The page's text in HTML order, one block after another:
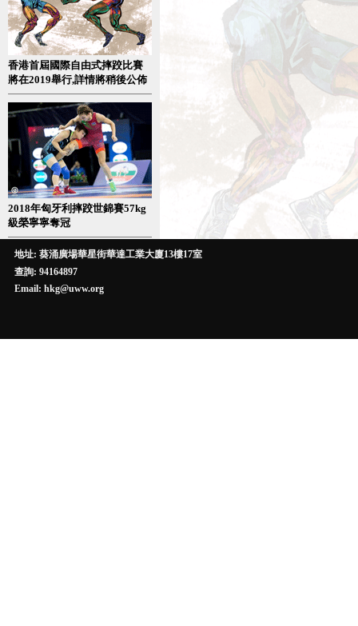
香港首屆國際自由式摔跤比賽
將在2019舉行,詳情將稍後公佈
2018年匈牙利摔跤世錦賽57kg
級榮寧寧奪冠
地址: 葵涌廣場華星街華達工業大廈13樓17室
查詢: 94164897
Email: hkg@uww.org